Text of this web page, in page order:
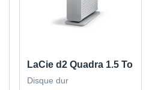
LaCie d2 Quadra 1.5 To
Disque dur